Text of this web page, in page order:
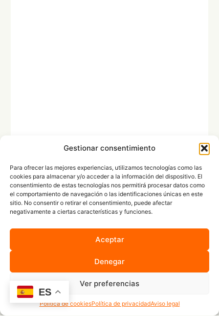
Gestionar consentimiento
Para ofrecer las mejores experiencias, utilizamos tecnologías como las
cookies para almacenar y/o acceder a la información del dispositivo. El
consentimiento de estas tecnologías nos permitirá procesar datos como
el comportamiento de navegación o las identificaciones únicas en este
sitio. No consentir o retirar el consentimiento, puede afectar
negativamente a ciertas características y funciones.
Aceptar
Denegar
Ver preferencias
Política de cookiesPolítica de privacidadAviso legal
ES